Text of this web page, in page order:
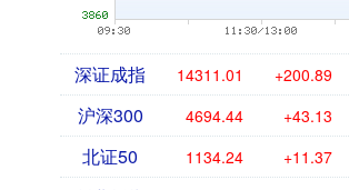
深证成指 14311.01 +200.89
沪深300 4694.44 +43.13
北证50 1134.24 +11.37